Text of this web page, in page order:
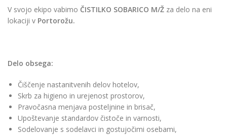
V svojo ekipo vabimo ČISTILKO SOBARICO M/Ž za delo na eni
lokaciji v Portorožu.
Delo obsega:
Čiščenje nastanitvenih delov hotelov,
Skrb za higieno in urejenost prostorov,
Pravočasna menjava posteljnine in brisač,
Upoštevanje standardov čistoče in varnosti,
Sodelovanje s sodelavci in gostujočimi osebami,